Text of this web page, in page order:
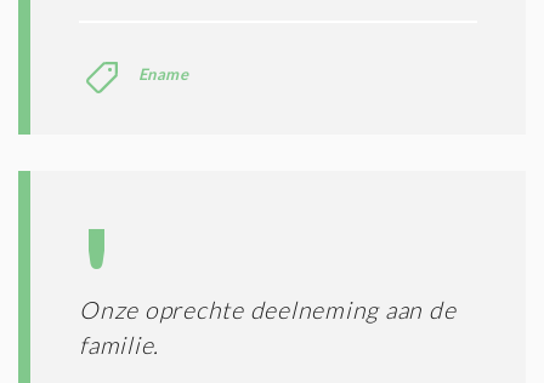
Ename
Onze oprechte deelneming aan de
familie.